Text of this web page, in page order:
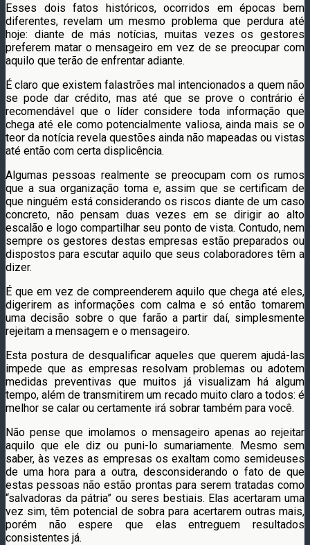
Esses dois fatos históricos, ocorridos em épocas bem
diferentes, revelam um mesmo problema que perdura até
hoje: diante de más notícias, muitas vezes os gestores
preferem matar o mensageiro em vez de se preocupar com
aquilo que terão de enfrentar adiante.
É claro que existem falastrões mal intencionados a quem não
se pode dar crédito, mas até que se prove o contrário é
recomendável que o líder considere toda informação que
chega até ele como potencialmente valiosa, ainda mais se o
teor da notícia revela questões ainda não mapeadas ou vistas
até então com certa displicência.
Algumas pessoas realmente se preocupam com os rumos
que a sua organização toma e, assim que se certificam de
que ninguém está considerando os riscos diante de um caso
concreto, não pensam duas vezes em se dirigir ao alto
escalão e logo compartilhar seu ponto de vista. Contudo, nem
sempre os gestores destas empresas estão preparados ou
dispostos para escutar aquilo que seus colaboradores têm a
dizer.
É que em vez de compreenderem aquilo que chega até eles,
digerirem as informações com calma e só então tomarem
uma decisão sobre o que farão a partir daí, simplesmente
rejeitam a mensagem e o mensageiro.
Esta postura de desqualificar aqueles que querem ajudá-las
impede que as empresas resolvam problemas ou adotem
medidas preventivas que muitos já visualizam há algum
tempo, além de transmitirem um recado muito claro a todos: é
melhor se calar ou certamente irá sobrar também para você.
Não pense que imolamos o mensageiro apenas ao rejeitar
aquilo que ele diz ou puni-lo sumariamente. Mesmo sem
saber, às vezes as empresas os exaltam como semideuses
de uma hora para a outra, desconsiderando o fato de que
estas pessoas não estão prontas para serem tratadas como
“salvadoras da pátria” ou seres bestiais. Elas acertaram uma
vez sim, têm potencial de sobra para acertarem outras mais,
porém não espere que elas entreguem resultados
consistentes já.